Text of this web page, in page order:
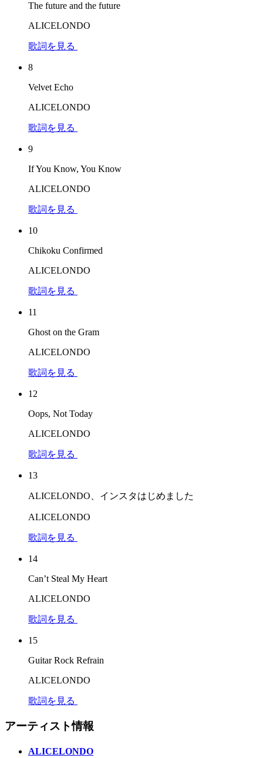
The future and the future
ALICELONDO
歌詞を見る
8
Velvet Echo
ALICELONDO
歌詞を見る
9
If You Know, You Know
ALICELONDO
歌詞を見る
10
Chikoku Confirmed
ALICELONDO
歌詞を見る
11
Ghost on the Gram
ALICELONDO
歌詞を見る
12
Oops, Not Today
ALICELONDO
歌詞を見る
13
ALICELONDO、インスタはじめました
ALICELONDO
歌詞を見る
14
Can’t Steal My Heart
ALICELONDO
歌詞を見る
15
Guitar Rock Refrain
ALICELONDO
歌詞を見る
アーティスト情報
ALICELONDO